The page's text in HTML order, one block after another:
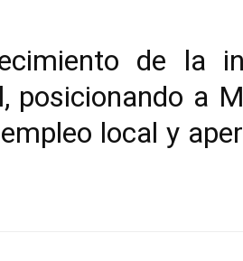
de la
posicionando a
local y